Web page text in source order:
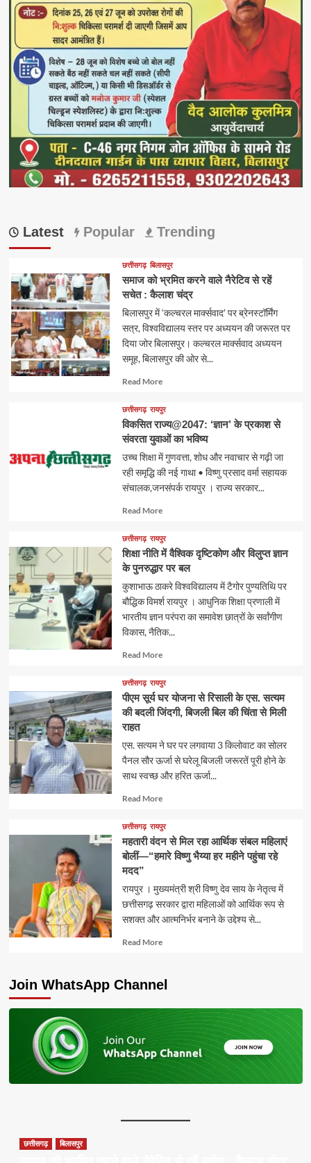
Latest Popular Trending
छत्तीसगढ़ बिलासपुर
समाज को भ्रमित करने वाले नैरेटिव से रहें
सचेत : कैलाश चंद्र
बिलासपुर में ‘कल्चरल मार्क्सवाद’ पर ब्रेनस्टॉर्मिंग
सत्र, विश्वविद्यालय स्तर पर अध्ययन की जरूरत पर
दिया जोर बिलासपुर। कल्चरल मार्क्सवाद अध्ययन
समूह, बिलासपुर की ओर से...
Read MoreRead
about
छत्तीसगढ़ रायपुर
विकसित राज्य@2047: ‘ज्ञान’ के प्रकाश से
संवरता युवाओं का भविष्य
उच्च शिक्षा में गुणवत्ता, शोध और नवाचार से गढ़ी जा
रही समृद्धि की नई गाथा • विष्णु प्रसाद वर्मा सहायक
संचालक,जनसंपर्क रायपुर । राज्य सरकार...
Read MoreRead
about
छत्तीसगढ़ रायपुर
शिक्षा नीति में वैश्विक दृष्टिकोण और विलुप्त ज्ञान
के पुनरुद्धार पर बल
कुशाभाऊ ठाकरे विश्वविद्यालय में टैगोर पुण्यतिथि पर
बौद्धिक विमर्श रायपुर । आधुनिक शिक्षा प्रणाली में
भारतीय ज्ञान परंपरा का समावेश छात्रों के सर्वांगीण
विकास, नैतिक...
Read MoreRead
about
छत्तीसगढ़ रायपुर
पीएम सूर्य घर योजना से रिसाली के एस. सत्यम
की बदली जिंदगी, बिजली बिल की चिंता से मिली
राहत
एस. सत्यम ने घर पर लगवाया 3 किलोवाट का सोलर
पैनल सौर ऊर्जा से घरेलू बिजली जरूरतें पूरी होने के
साथ स्वच्छ और हरित ऊर्जा...
Read MoreRead
about
छत्तीसगढ़ रायपुर
महतारी वंदन से मिल रहा आर्थिक संबल महिलाएं
बोलीं—“हमारे विष्णु भैय्या हर महीने पहुंचा रहे
मदद”
रायपुर । मुख्यमंत्री श्री विष्णु देव साय के नेतृत्व में
छत्तीसगढ़ सरकार द्वारा महिलाओं को आर्थिक रूप से
सशक्त और आत्मनिर्भर बनाने के उद्देश्य से...
Read MoreRead
Join WhatsApp Channel
छत्तीसगढ़ बिलासपुर